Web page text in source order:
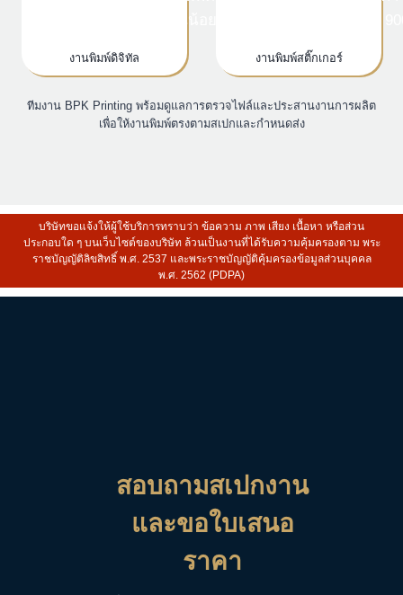
งานพิมพ์ดิจิทัล งานพิมพ์สติ๊กเกอร์
ทีมงาน BPK Printing พร้อมดูแลการตรวจไฟล์และประสานงานการผลิต
เพื่อให้งานพิมพ์ตรงตามสเปกและกำหนดส่ง
บริษัทขอแจ้งให้ผู้ใช้บริการทราบว่า ข้อความ ภาพ เสียง เนื้อหา หรือส่วน
ประกอบใด ๆ บนเว็บไซต์ของบริษัท ล้วนเป็นงานที่ได้รับความคุ้มครองตาม พระ
ราชบัญญัติลิขสิทธิ์ พ.ศ. 2537 และพระราชบัญญัติคุ้มครองข้อมูลส่วนบุคคล
พ.ศ. 2562 (PDPA)
สอบถามสเปกงาน
และขอใบเสนอ
ราคา